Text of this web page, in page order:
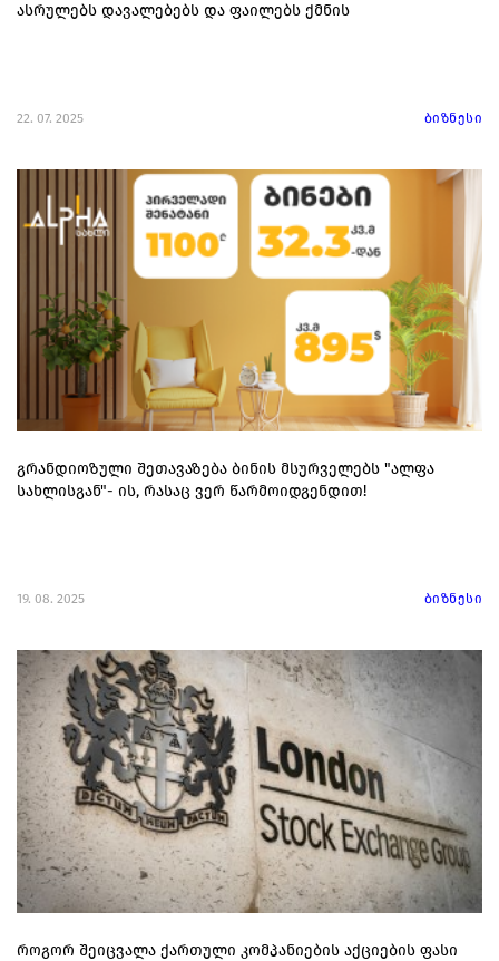
ასრულებს დავალებებს და ფაილებს ქმნის
22. 07. 2025 ბიზნესი
გრანდიოზული შეთავაზება ბინის მსურველებს "ალფა
სახლისგან"- ის, რასაც ვერ წარმოიდგენდით!
19. 08. 2025 ბიზნესი
როგორ შეიცვალა ქართული კომპანიების აქციების ფასი